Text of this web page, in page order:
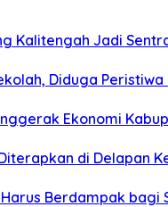
Kalitengah Jadi
Diduga
Ekonomi
di Delapan
Berdampak bagi